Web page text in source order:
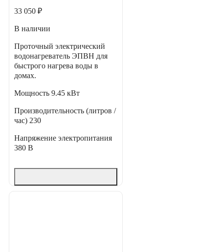
33 050 ₽
В наличии
Проточный электрический
водонагреватель ЭПВН для
быстрого нагрева воды в
домах.
Мощность 9.45 кВт
Производительность (литров /
час) 230
Напряжение электропитания
380 В